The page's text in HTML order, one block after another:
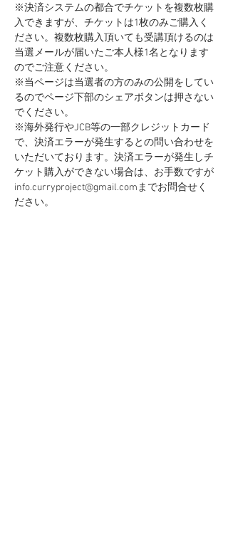
※決済システムの都合でチケットを複数枚購
入できますが、チケットは1枚のみご購入く
ださい。複数枚購入頂いても受講頂けるのは
当選メールが届いたご本人様1名となります
のでご注意ください。
※当ページは当選者の方のみの公開をしてい
るのでページ下部のシェアボタンは押さない
でください。
※海外発行やJCB等の一部クレジットカード
で、決済エラーが発生するとの問い合わせを
いただいております。決済エラーが発生しチ
ケット購入ができない場合は、お手数ですが
info.curryproject@gmail.comまでお問合せく
ださい。